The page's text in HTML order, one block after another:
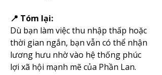
📍 Tóm lại:
Dù bạn làm việc thu nhập thấp hoặc
thời gian ngắn, bạn vẫn có thể nhận
lương hưu nhờ vào hệ thống phúc
lợi xã hội mạnh mẽ của Phần Lan.